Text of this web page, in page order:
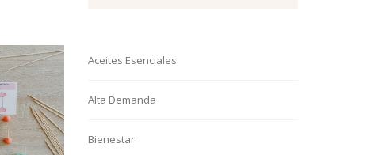
Aceites Esenciales
Alta Demanda
Bienestar